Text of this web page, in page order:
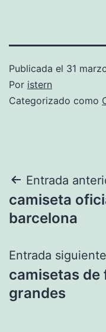
Publicada el 31
Por istern
Categorizado como
de
Entrada
camiseta
barcelona
Entrada siguiente
camisetas
grandes